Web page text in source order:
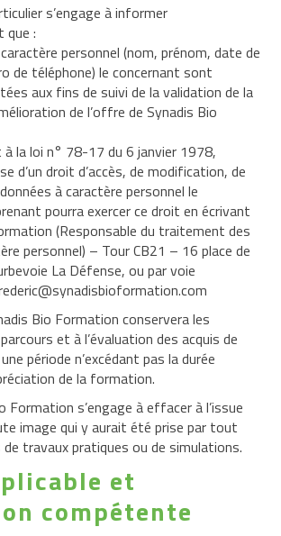
s’engage à informer
que :
personnel (nom, prénom, date de
de téléphone) le concernant sont
aux fins de suivi de la validation de la
de l’offre de Synadis Bio
la loi n° 78-17 du 6 janvier 1978,
d’un droit d’accès, de modification, de
à caractère personnel le
pourra exercer ce droit en écrivant
(Responsable du traitement des
personnel) – Tour CB21 – 16 place de
La Défense, ou par voie
Bio Formation conservera les
et à l’évaluation des acquis de
période n’excédant pas la durée
de la formation.
Formation s’engage à effacer à l’issue
image qui y aurait été prise par tout
travaux pratiques ou de simulations.
et
compétente